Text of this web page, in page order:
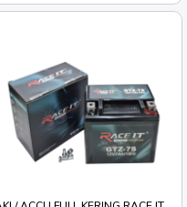
Rp. 16.100 / SET
>= 4 @ Rp. 15.700
>= 8 @ Rp. 15.300
Stok Tersedia